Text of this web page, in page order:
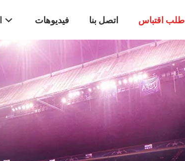
فيديوهات اتصل بنا طلب اقتباس